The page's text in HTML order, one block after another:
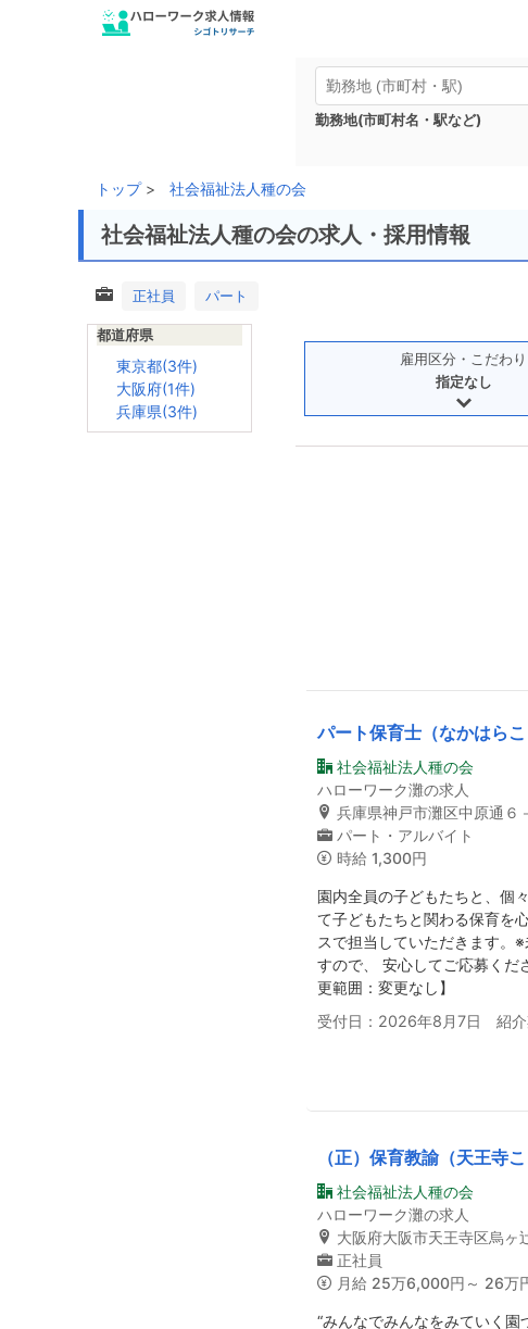
勤務地(市町村名・駅など)
トップ 社会福祉法人種の会
社会福祉法人種の会の求人・採用情報
正社員 パート
都道府県
東京都(3件)
大阪府(1件)
兵庫県(3件)
雇用区分・こだわり
指定なし
パート保育士（なかはら
社会福祉法人種の会
ハローワーク灘の求人
兵庫県神戸市灘区中原通６
パート・アルバイト
時給 1,300円
園内全員の子どもたちと、個
て子どもたちと関わる保育を
スで担当していただきます。
すので、 安心してご応募くだ
更範囲：変更なし】
受付日：2026年8月7日 紹介
（正）保育教諭（天王寺
社会福祉法人種の会
ハローワーク灘の求人
大阪府大阪市天王寺区烏ヶ
正社員
月給 25万6,000円～ 26万
“みんなでみんなをみていく